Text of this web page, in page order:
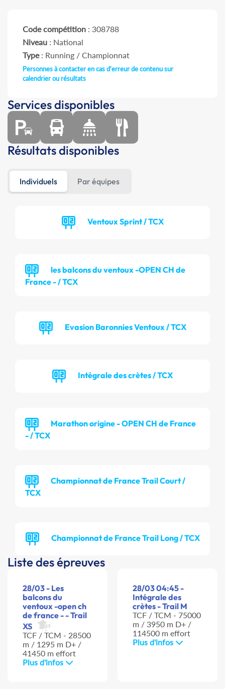
Code compétition : 308788
Niveau : National
Type: Running / Championnat
Personnes à contacter en cas d'erreur de contenu sur
calendrier ou résultats
Services disponibles
Résultats disponibles
Individuels Par équipes
Ventoux Sprint / TCX
les balcons du ventoux -OPEN CH de
France - / TCX
Evasion Baronnies Ventoux / TCX
Intégrale des crètes / TCX
Marathon origine - OPEN CH de France
- / TCX
Championnat de France Trail Court /
TCX
Championnat de France Trail Long / TCX
Liste des épreuves
28/03 - Les
balcons du
ventoux -open ch
de france - - Trail
XS
TCF / TCM - 28500
m / 1295 m D+ /
41450 m effort
Plus d'infos
28/03 04:45 -
Intégrale des
crètes - Trail M
TCF / TCM - 75000
m / 3950 m D+ /
114500 m effort
Plus d'infos